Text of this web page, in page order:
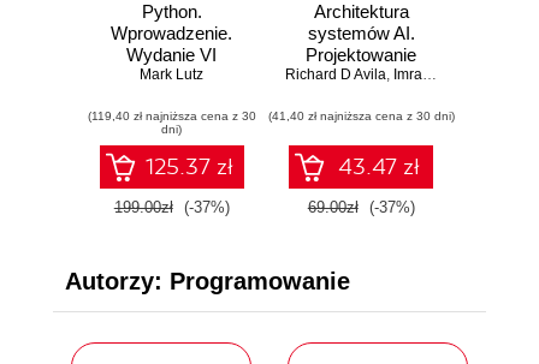
Python.
Wprowadzenie.
Wydanie VI
Mark Lutz
(119,40 zł najniższa cena z 30
dni)
125.37 zł
199.00zł (-37%)
Architektura
systemów AI.
Projektowanie
skalowalnego i
oprogramowania
Richard D Avila, Imran Ahmad
(41,40 zł najniższa cena z 30 dni)
43.47 zł
69.00zł (-37%)
Autorzy: Programowanie